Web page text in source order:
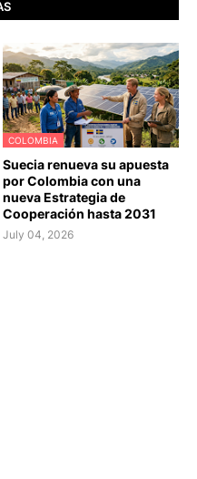
COLOMBIA
Suecia renueva su apuesta
por Colombia con una
nueva Estrategia de
Cooperación hasta 2031
July 04, 2026